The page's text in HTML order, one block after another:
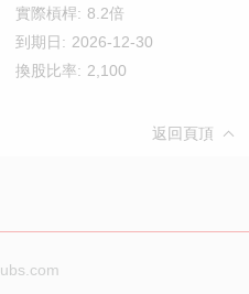
實際槓桿: 8.2倍
到期日: 2026-12-30
換股比率: 2,100
返回頁頂
ubs.com